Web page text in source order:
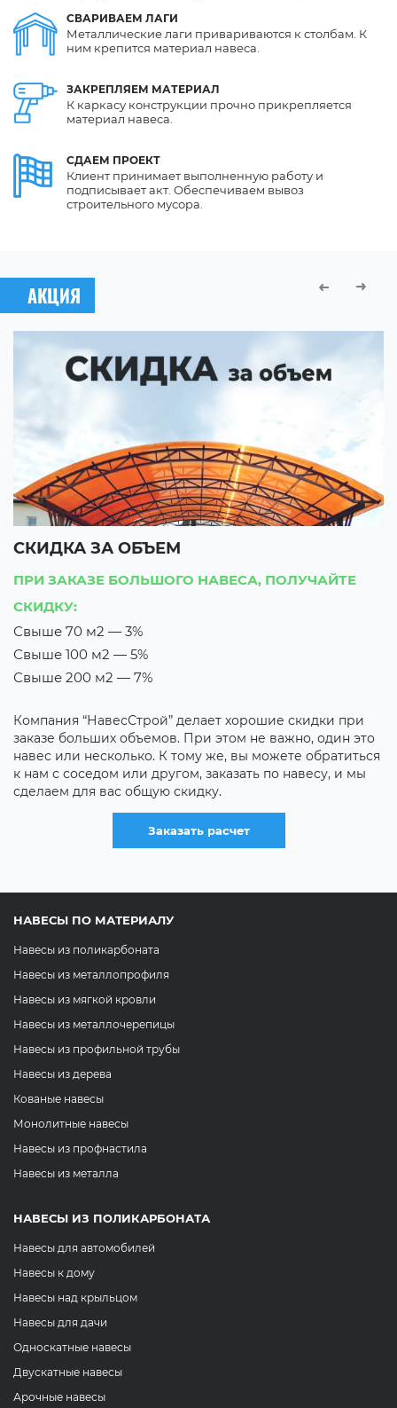
СВАРИВАЕМ ЛАГИ
ЗАКРЕПЛЯЕМ МАТЕРИАЛ
СДАЕМ ПРОЕКТ
Металлические лаги привариваются к столбам. К
ним крепится материал навеса.
К каркасу конструкции прочно прикрепляется
материал навеса.
Клиент принимает выполненную работу и
подписывает акт. Обеспечиваем вывоз
строительного мусора.
АКЦИЯ
СКИДКА ЗА ОБЪЕМ
ПРИ ЗАКАЗЕ БОЛЬШОГО НАВЕСА, ПОЛУЧАЙТЕ
СКИДКУ:
Свыше 70 м2 — 3%
Свыше 100 м2 — 5%
Свыше 200 м2 — 7%
Компания “НавесСтрой” делает хорошие скидки при
заказе больших объемов. При этом не важно, один это
навес или несколько. К тому же, вы можете обратиться
к нам с соседом или другом, заказать по навесу, и мы
сделаем для вас общую скидку.
Заказать расчет
НАВЕСЫ ПО МАТЕРИАЛУ
Навесы из поликарбоната
Навесы из металлопрофиля
Навесы из мягкой кровли
Навесы из металлочерепицы
Навесы из профильной трубы
Навесы из дерева
Кованые навесы
Монолитные навесы
Навесы из профнастила
Навесы из металла
НАВЕСЫ ИЗ ПОЛИКАРБОНАТА
Навесы для автомобилей
Навесы к дому
Навесы над крыльцом
Навесы для дачи
Односкатные навесы
Двускатные навесы
Арочные навесы